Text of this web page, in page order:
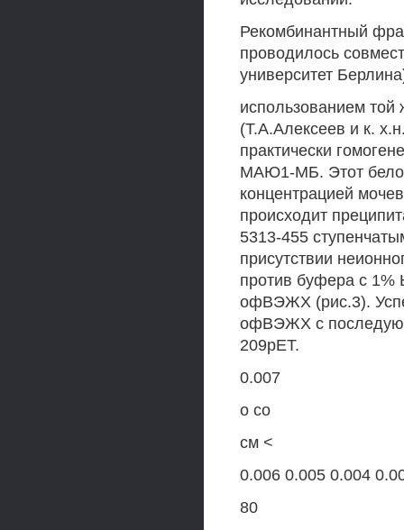
Рекомбинантный
проводилось
университет
использованием
(Т.А.Алексеев и к.
практически
МАЮ1-МБ. Этот
концентрацией
происходит
5313-455
присутствии
против буфера с
офВЭЖХ (рис.3).
офВЭЖХ с
209рЕТ.
0.007
о со
см <
0.006 0.005 0.004
80